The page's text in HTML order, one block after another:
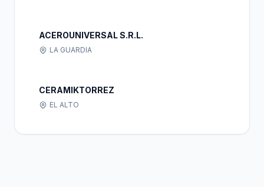
ACEROUNIVERSAL S.R.L.
LA GUARDIA
CERAMIKTORREZ
EL ALTO